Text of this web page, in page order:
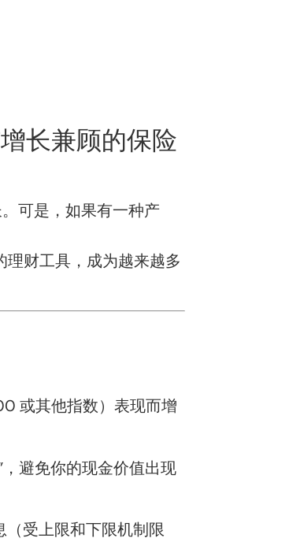
长兼顾的保险
可是，如果有一种产
财工具，成为越来越多
或其他指数）表现而增
避免你的现金价值出现
（受上限和下限机制限